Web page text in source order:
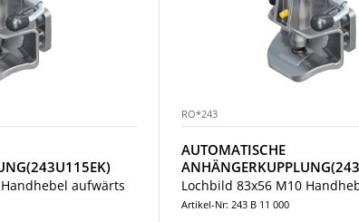
aufwärts
RO*243
AUTOMATISCHE
Lochbild 83x56 M10
Artikel-Nr: 243 B 11 000